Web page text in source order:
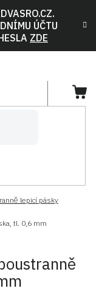
ÚČTU
ZDE
lepicí pásky
tl. 0,6 mm